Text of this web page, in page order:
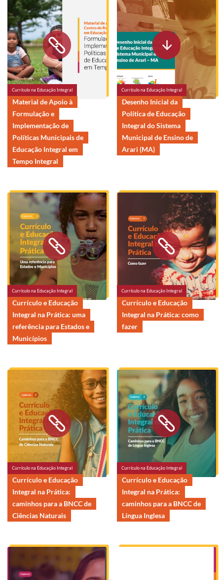
Currículo na Educação Integral
Material de Apoio à
Formulação e
Implementação de
Políticas Municipais de
Educação Integral em
Tempo Integral
Currículo na Educação Integral
Desenho Inicial da
Política de Educação
Integral do Sistema
Municipal de Ensino de
Arari (MA)
Currículo na Educação Integral
Currículo e Educação
Integral na Prática: uma
referência para Estados e
Municípios
Currículo na Educação Integral
Currículo e Educação
Integral na Prática: como
fazer
Currículo na Educação Integral
Currículo e Educação
Integral na Prática:
caminhos para a BNCC de
Ciências Naturais
Currículo na Educação Integral
Currículo e Educação
Integral na Prática:
caminhos para a BNCC de
Língua Inglesa